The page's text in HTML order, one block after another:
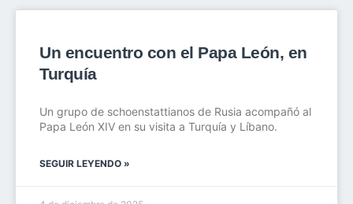
Un encuentro con el Papa León, en
Turquía
Un grupo de schoenstattianos de Rusia acompañó al
Papa León XIV en su visita a Turquía y Líbano.
SEGUIR LEYENDO »